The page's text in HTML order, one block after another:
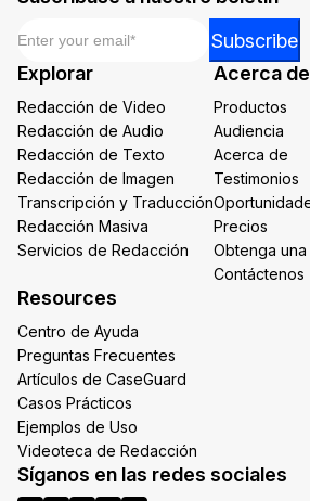
Email
Subscribe
Explorar
Redacción de Video
Redacción de Audio
Redacción de Texto
Redacción de Imagen
Transcripción y Traducción
Redacción Masiva
Servicios de Redacción
Acerca de
Productos
Audiencia
Acerca de
Testimonios
Precios
Obtenga una
Contáctenos
Resources
Centro de Ayuda
Preguntas Frecuentes
Artículos de CaseGuard
Casos Prácticos
Ejemplos de Uso
Videoteca de Redacción
Síganos en las redes sociales